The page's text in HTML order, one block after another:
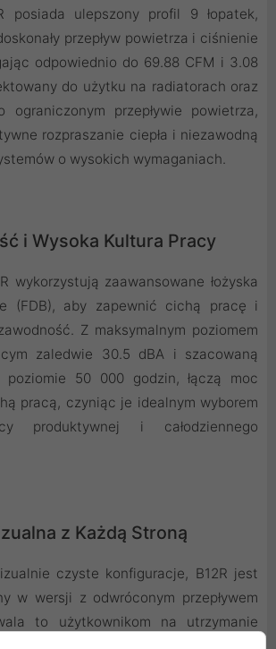
posiada ulepszony profil 9 łopatek,
przepływ powietrza i ciśnienie
odpowiednio do 69.88 CFM i 3.08
do użytku na radiatorach oraz
ograniczonym przepływie powietrza,
rozpraszanie ciepła i niezawodną
o wysokich wymaganiach.
i Wysoka Kultura Pracy
wykorzystują zaawansowane łożyska
(FDB), aby zapewnić cichą pracę i
Z maksymalnym poziomem
zaledwie 30.5 dBA i szacowaną
poziomie 50 000 godzin, łączą moc
pracą, czyniąc je idealnym wyborem
produktywnej i całodziennego
z Każdą Stroną
czyste konfiguracje, B12R jest
w wersji z odwróconym przepływem
to użytkownikom na utrzymanie